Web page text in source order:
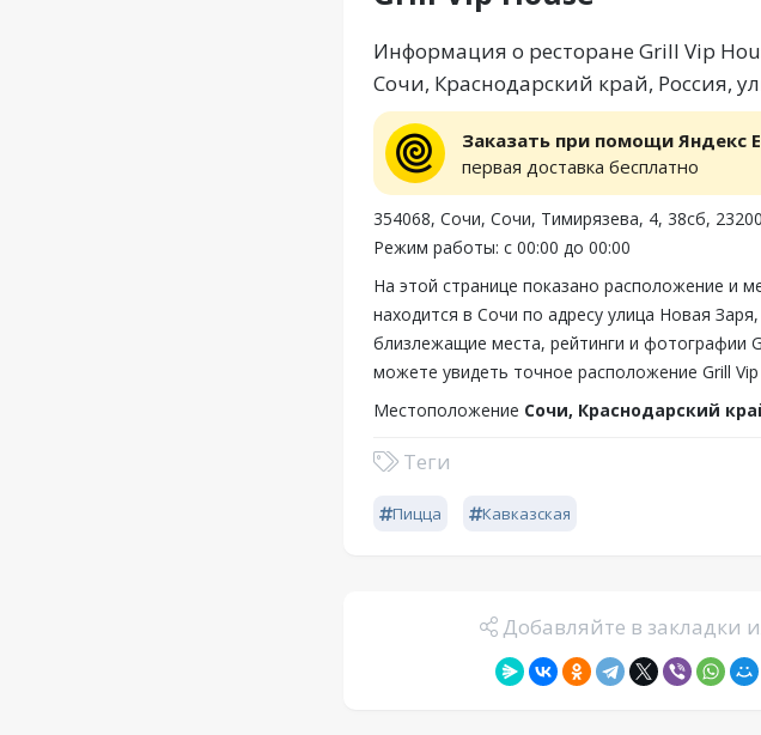
Информация о ресторане Grill Vip
Сочи, Краснодарский край, Россия,
Заказать при помощи Яндекс
первая доставка бесплатно
354068, Сочи, Сочи, Тимирязева, 4, 38сб,
Режим работы: с 00:00 до 00:00
На этой странице показано расположение и
находится в Сочи по адресу улица Новая
близлежащие места, рейтинги и фотографии
можете увидеть точное расположение Grill
Местоположение Сочи, Краснодарский
Теги
Пицца Кавказская
Добавляйте в закладки